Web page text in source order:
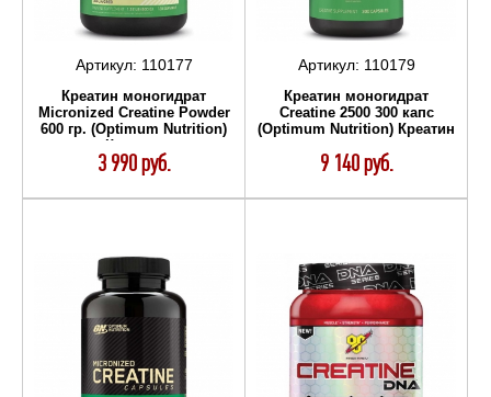
Артикул: 110177
Креатин моногидрат
Micronized Creatine Powder
600 гр. (Optimum Nutrition)
Креатин
3 990 руб.
Артикул: 110179
Креатин моногидрат
Creatine 2500 300 капс
(Optimum Nutrition) Креатин
9 140 руб.